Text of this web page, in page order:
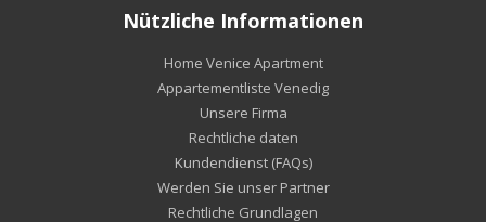
Nützliche Informationen
Home Venice Apartment
Appartementliste Venedig
Unsere Firma
Rechtliche daten
Kundendienst (FAQs)
Werden Sie unser Partner
Rechtliche Grundlagen